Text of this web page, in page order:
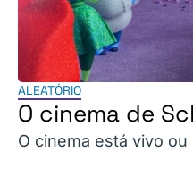
ALEATÓRIO
O cinema de
O cinema está vivo ou